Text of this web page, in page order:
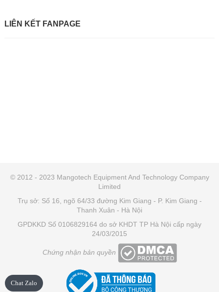
LIÊN KẾT FANPAGE
© 2012 - 2023 Mangotech Equipment And Technology Company
Limited
Trụ sở: Số 16, ngõ 64/33 đường Kim Giang - P. Kim Giang -
Thanh Xuân - Hà Nội
GPDKKD Số 0106829164 do sở KHDT TP Hà Nội cấp ngày
24/03/2015
Chứng nhận bản quyền
Chat Zalo